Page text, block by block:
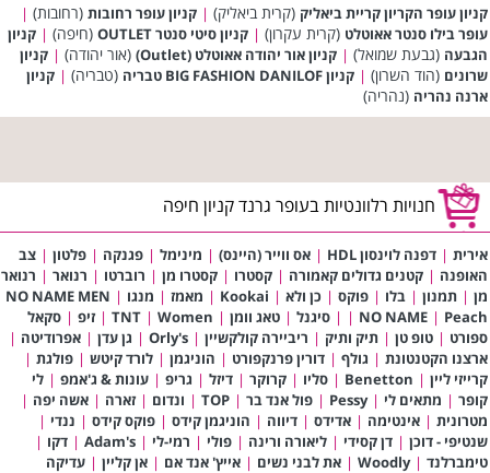
קניון עופר הקריון קריית ביאליק (קרית ביאליק) | קניון עופר רחובות (רחובות) |
עופר בילו סנטר אאוטלט (קרית עקרון) | קניון סיטי סנטר OUTLET (חיפה) | קניון
הגבעה (גבעת שמואל) | קניון אור יהודה אאוטלט (Outlet) (אור יהודה) | קניון
שרונים (הוד השרון) | קניון BIG FASHION DANILOF טבריה (טבריה) | קניון
ארנה נהריה (נהריה)
חנויות רלוונטיות בעופר גרנד קניון חיפה
אירית | דפנה לוינסון HDL | אס ווייר (היינס) | מינימל | פגנקה | פלטון | צב
האופנה | קטנים גדולים קאמורה | קסטרו | קסטרו מן | רוברטו | רנואר | רנואר
מן | תמנון | בלו | פוקס | כן ולא |
Kookai
| מאמז | מנגו |
NO NAME MEN
| NO NAME | Peach
| סיגנל | טאג וומן |
TNT | Women
| זיפ | סקאל
ספורט | טופ טן | תיק ותיק | ריביירה קולקשיין |
Orly's
| גן עדן | אפרודיטה |
ארצנו הקטנטונת | גולף | דורין פרנקפורט | הוניגמן | לורד קיטש | פולגת |
קרייזי ליין |
Benetton
| סליו | קרוקר | דיזל | גריפ | עונות & ג'אמפ | לי
קופר | מתאים לי |
Pessy
| פול אנד בר |
TOP
| ונדום | זארה | אשה יפה |
מטרונית | אינטימה | אדידס | דיווה | הוניגמן קידס | פוקס קידס | ננדי |
שנטיפי - דוכן | דן קסידי | ליאורה ורינה | פולי | רמי-לי |
Adam's
| דקו |
טימברלנד |
Woodly
| את לבני נשים | אייץ' אנד אם | אן קליין | עדיקה